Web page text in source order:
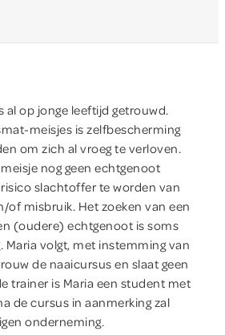
Nieuws
Winkel
Contact
Geef direct
al op jonge leeftijd getrouwd.
meisjes is zelfbescherming
om zich al vroeg te verloven.
nog geen echtgenoot
slachtoffer te worden van
of misbruik. Het zoeken van een
(oudere) echtgenoot is soms
Maria volgt, met instemming van
de naaicursus en slaat geen
trainer is Maria een student met
de cursus in aanmerking zal
onderneming.